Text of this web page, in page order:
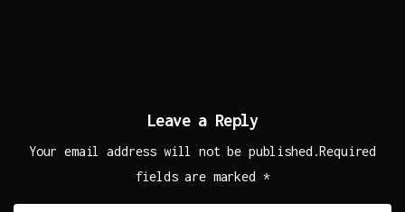
Leave a Reply
Your email address will not be published.Required
fields are marked *